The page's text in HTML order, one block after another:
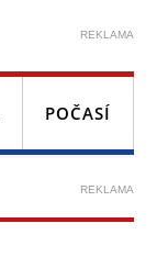
REKLAMA
POČASÍ
REKLAMA